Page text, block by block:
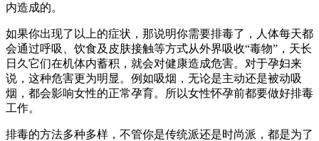
内造成的。
如果你出现了以上的症状，那说明你需要排毒了，人体每天都
会通过呼吸、饮食及皮肤接触等方式从外界吸收“毒物”，天长
日久它们在机体内蓄积，就会对健康造成危害。对于孕妇来
说，这种危害更为明显。例如吸烟，无论是主动还是被动吸
烟，都会影响女性的正常孕育。所以女性怀孕前都要做好排毒
工作。
排毒的方法多种多样，不管你是传统派还是时尚派，都是为了